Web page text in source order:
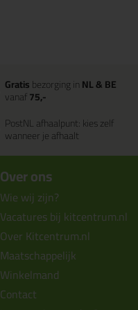
Gratisbezorging inNL & BE
vanaf75,-
PostNL afhaalpunt: kies zelf
wanneer je afhaalt
Over ons
Wie wij zijn?
Vacatures bij kitcentrum.nl
Over Kitcentrum.nl
Maatschappelijk
Winkelmand
Contact